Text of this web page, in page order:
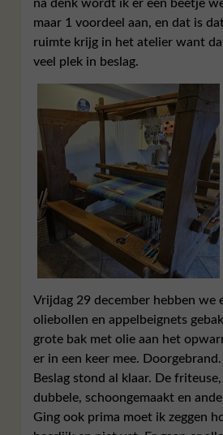
na denk wordt ik er een beetje
maar 1 voordeel aan, en dat is
ruimte krijg in het atelier want
veel plek in beslag.
Vrijdag 29 december hebben we
oliebollen en appelbeignets
grote bak met olie aan het
er in een keer mee.
Beslag stond al klaar. De
dubbele, schoongemaakt en
Ging ook prima moet ik zeggen